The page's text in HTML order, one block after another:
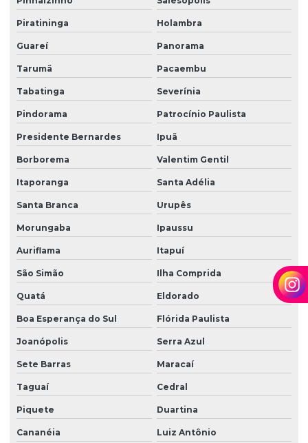
Zeladoria predial
Zeladoria terceirização
Piratininga Holambra
Guareí Panorama
Tarumã Pacaembu
Tabatinga Severínia
Pindorama Patrocínio Paulista
Presidente Bernardes Ipuã
Borborema Valentim Gentil
Itaporanga Santa Adélia
Santa Branca Urupês
Morungaba Ipaussu
Auriflama Itapuí
São Simão Ilha Comprida
Quatá Eldorado
Boa Esperança do Sul Flórida Paulista
Joanópolis Serra Azul
Sete Barras Maracaí
Taguaí Cedral
Piquete Duartina
Cananéia Luiz Antônio